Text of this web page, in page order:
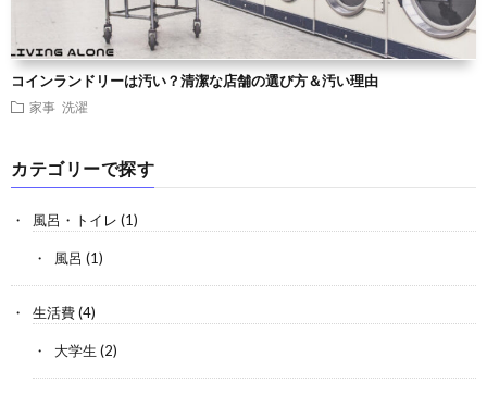
コインランドリーは汚い？清潔な店舗の選び方＆汚い理由
家事 洗濯
カテゴリーで探す
風呂・トイレ (1)
風呂 (1)
生活費(4)
大学生 (2)